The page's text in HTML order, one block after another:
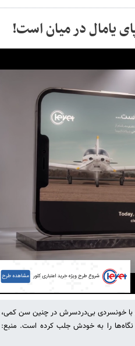
یامال در میان است!
Play
با خونسردی بی‌دردسرش در چنین سن کمی،
را به خودش جلب کرده است. منبع: